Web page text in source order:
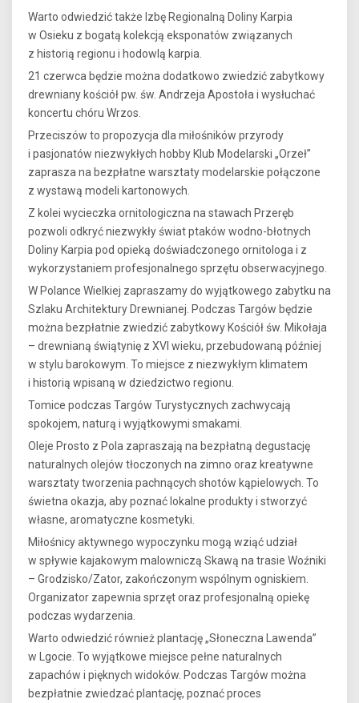
Warto odwiedzić także Izbę Regionalną Doliny Karpia
w Osieku z bogatą kolekcją eksponatów związanych
z historią regionu i hodowlą karpia.
21 czerwca będzie można dodatkowo zwiedzić zabytkowy
drewniany kościół pw. św. Andrzeja Apostoła i wysłuchać
koncertu chóru Wrzos.
Przeciszów to propozycja dla miłośników przyrody
i pasjonatów niezwykłych hobby Klub Modelarski „Orzeł”
zaprasza na bezpłatne warsztaty modelarskie połączone
z wystawą modeli kartonowych.
Z kolei wycieczka ornitologiczna na stawach Przeręb
pozwoli odkryć niezwykły świat ptaków wodno-błotnych
Doliny Karpia pod opieką doświadczonego ornitologa i z
wykorzystaniem profesjonalnego sprzętu obserwacyjnego.
W Polance Wielkiej zapraszamy do wyjątkowego zabytku na
Szlaku Architektury Drewnianej. Podczas Targów będzie
można bezpłatnie zwiedzić zabytkowy Kościół św. Mikołaja
– drewnianą świątynię z XVI wieku, przebudowaną później
w stylu barokowym. To miejsce z niezwykłym klimatem
i historią wpisaną w dziedzictwo regionu.
Tomice podczas Targów Turystycznych zachwycają
spokojem, naturą i wyjątkowymi smakami.
Oleje Prosto z Pola zapraszają na bezpłatną degustację
naturalnych olejów tłoczonych na zimno oraz kreatywne
warsztaty tworzenia pachnących shotów kąpielowych. To
świetna okazja, aby poznać lokalne produkty i stworzyć
własne, aromatyczne kosmetyki.
Miłośnicy aktywnego wypoczynku mogą wziąć udział
w spływie kajakowym malowniczą Skawą na trasie Woźniki
– Grodzisko/Zator, zakończonym wspólnym ogniskiem.
Organizator zapewnia sprzęt oraz profesjonalną opiekę
podczas wydarzenia.
Warto odwiedzić również plantację „Słoneczna Lawenda”
w Lgocie. To wyjątkowe miejsce pełne naturalnych
zapachów i pięknych widoków. Podczas Targów można
bezpłatnie zwiedzać plantację, poznać proces